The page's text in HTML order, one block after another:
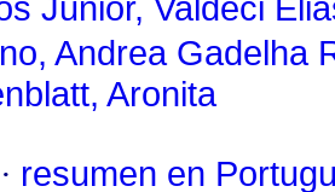
Junior, Valdeci
Andrea Gadelha
Aronita
· resumen en